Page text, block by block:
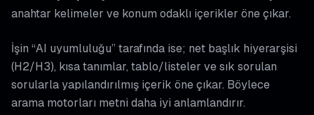
anahtar kelimeler ve konum odaklı içerikler öne çıkar.
İşin “AI uyumluluğu” tarafında ise; net başlık hiyerarşisi
(H2/H3), kısa tanımlar, tablo/listeler ve sık sorulan
sorularla yapılandırılmış içerik öne çıkar. Böylece
arama motorları metni daha iyi anlamlandırır.